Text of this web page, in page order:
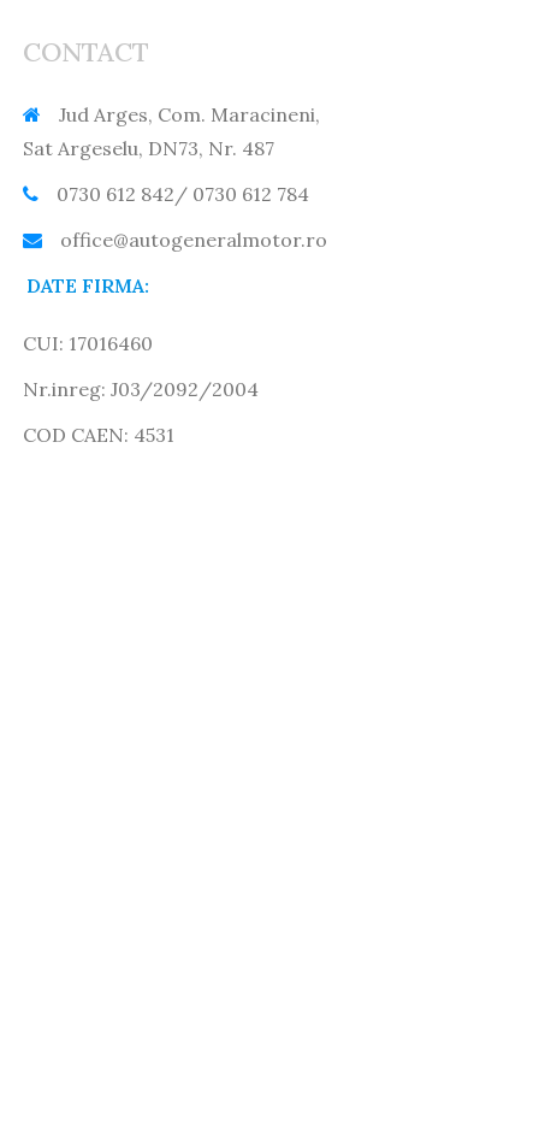
CONTACT
Jud Arges, Com. Maracineni,
Sat Argeselu, DN73, Nr. 487
0730 612 842/ 0730 612 784
office@autogeneralmotor.ro
DATE FIRMA:
CUI: 17016460
Nr.inreg: J03/2092/2004
COD CAEN: 4531